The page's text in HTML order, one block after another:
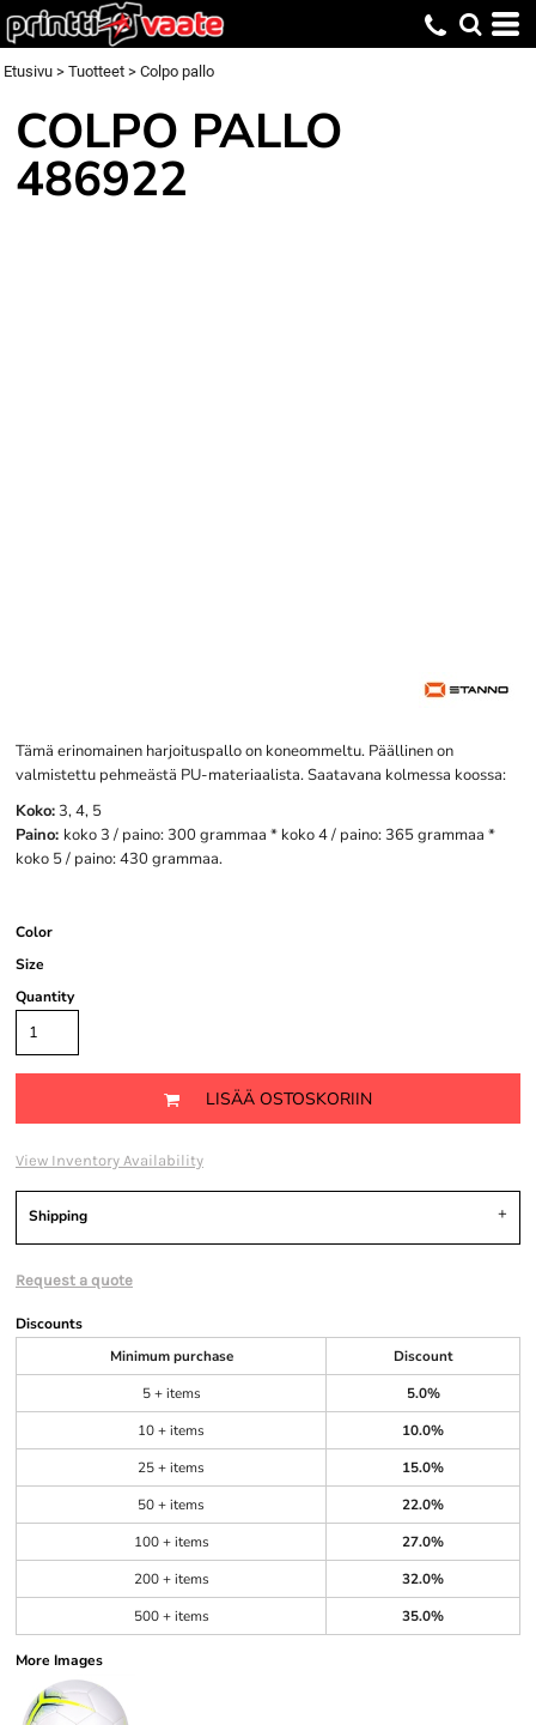
Etusivu > Tuotteet > Colpo pallo
COLPO PALLO
486922
Tämä erinomainen harjoituspallo on koneommeltu. Päällinen on
valmistettu pehmeästä PU-materiaalista. Saatavana kolmessa koossa:
Koko: 3, 4, 5
Paino: koko 3 / paino: 300 grammaa * koko 4 / paino: 365 grammaa *
koko 5 / paino: 430 grammaa.
Color
Size
Quantity
LISÄÄ OSTOSKORIIN
View Inventory Availability
Shipping
Request a quote
Discounts
Minimum purchase
Discount
5 + items
5.0%
10 + items
10.0%
25 + items
15.0%
50 + items
22.0%
100 + items
27.0%
200 + items
32.0%
500 + items
35.0%
More Images